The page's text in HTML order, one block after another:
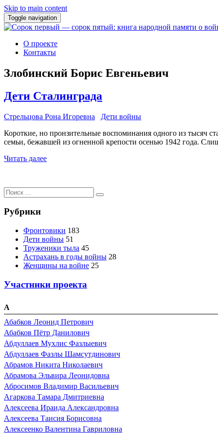
Skip to main content
Toggle navigation
О проекте
Контакты
Злобинский Борис Евгеньевич
Дети Сталинграда
Стрельцова Рона Игоревна
Дети войны
Короткие, но пронзительные воспоминания одного из тысяч
семьи, бежавшей из огненной крепости осенью 1942 года.
Читать далее
Поиск
для:
Рубрики
Фронтовики 183
Дети войны 51
Труженики тыла 45
Астрахань в годы войны 28
Женщины на войне 25
Участники проекта
А
Абабков Леонид Петрович
Абабков Пётр Данилович
Абдуллаев Мухлис Фазлыевич
Абдуллаев Фазлы Шамсутдинович
Абрамов Никита Николаевич
Абрамова Эльвира Леонидовна
Абросимов Владимир Васильевич
Агаркова Тамара Дмитриевна
Алексеева Ираида Александровна
Алексеева Таисия Борисовна
Алексеенко Валентина Гавриловна